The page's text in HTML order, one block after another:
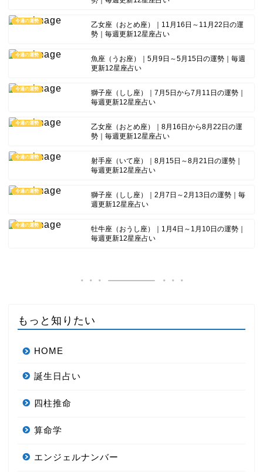
今週の運勢
乙女座（おとめ座）｜11月16日～11月22日の運
勢｜毎週更新12星座占い
今週の運勢
魚座（うお座）｜5月9日～5月15日の運勢｜毎週
更新12星座占い
今週の運勢
獅子座（しし座）｜7月5日から7月11日の運勢｜
毎週更新12星座占い
今週の運勢
乙女座（おとめ座）｜8月16日から8月22日の運
勢｜毎週更新12星座占い
今週の運勢
射手座（いて座）｜8月15日～8月21日の運勢｜
毎週更新12星座占い
今週の運勢
獅子座（しし座）｜2月7日～2月13日の運勢｜毎
週更新12星座占い
今週の運勢
牡牛座（おうし座）｜1月4日～1月10日の運勢｜
毎週更新12星座占い
もっと知りたい
HOME
誕生日占い
四柱推命
算命学
エンジェルナンバー